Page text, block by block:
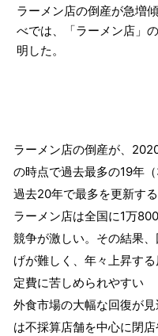
ラーメン店の倒産が急増
べでは、「ラーメン店」
明した。
ラーメン店の倒産が、
の時点で過去最多の19年
過去20年で最多を更新す
ラーメン店は全国に1万
競争が激しい。その結果
げが難しく、年々上昇す
定費に苦しめられやすい
外食市場の大幅な回復が
は不採算店舗を中心に閉